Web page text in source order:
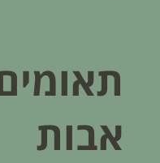
אבות